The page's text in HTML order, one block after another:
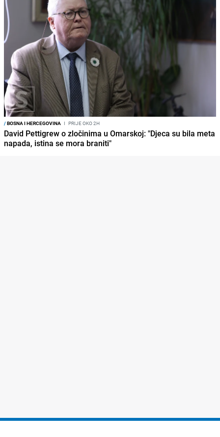
/BOSNA I HERCEGOVINA I PRIJE OKO 2H
David Pettigrew o zločinima u Omarskoj: "Djeca su bila meta
napada, istina se mora braniti"